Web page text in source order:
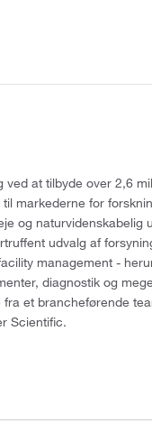
ved at tilbyde over 2,6
markederne for
og naturvidenskabelig
udvalg af
management -
diagnostik og
et brancheførende
Scientific.